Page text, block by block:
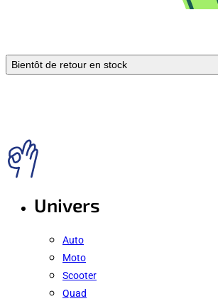
Bientôt de retour en stock
Univers
Auto
Moto
Scooter
Quad